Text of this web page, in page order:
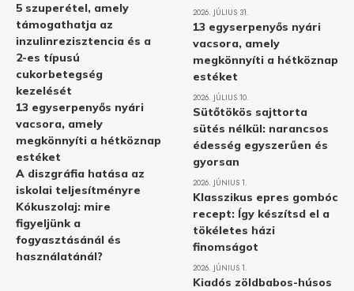
5 szuperétel, amely
támogathatja az
inzulinrezisztencia és a
2-es típusú
cukorbetegség
kezelését
13 egyserpenyős nyári
vacsora, amely
megkönnyíti a hétköznap
estéket
A diszgráfia hatása az
iskolai teljesítményre
Kókuszolaj: mire
figyeljünk a
fogyasztásánál és
használatánál?
2026. JÚLIUS 31.
13 egyserpenyős nyári
vacsora, amely
megkönnyíti a hétköznap
estéket
2026. JÚLIUS 10.
Sütőtökös sajttorta
sütés nélkül: narancsos
édesség egyszerűen és
gyorsan
2026. JÚNIUS 1.
Klasszikus epres gombóc
recept: Így készítsd el a
tökéletes házi
finomságot
2026. JÚNIUS 1.
Kiadós zöldbabos-húsos